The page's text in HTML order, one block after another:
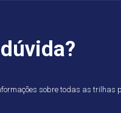
sobre todas as